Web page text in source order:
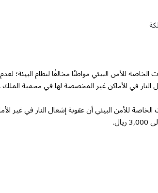
للأمن البيئي مواطنًا مخالفًا لنظام البيئة؛
النار في الأماكن غير المخصصة لها في محمية الملك
الخاصة للأمن البيئي أن عقوبة إشعال النار في غير